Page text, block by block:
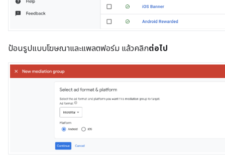
ป้อนรูปแบบโฆษณาและแพลตฟอร์ม แล้วคลิกต่อไป